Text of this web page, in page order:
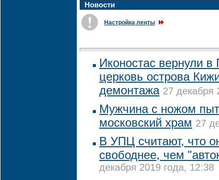
Новости
Настройка ленты
Иконостас вернули
церковь острова
демонтажа 27 декабря
Мужчина с ножом
московский храм 27
В УПЦ считают, что
свободнее, чем
декабря 2019 года, 12:38